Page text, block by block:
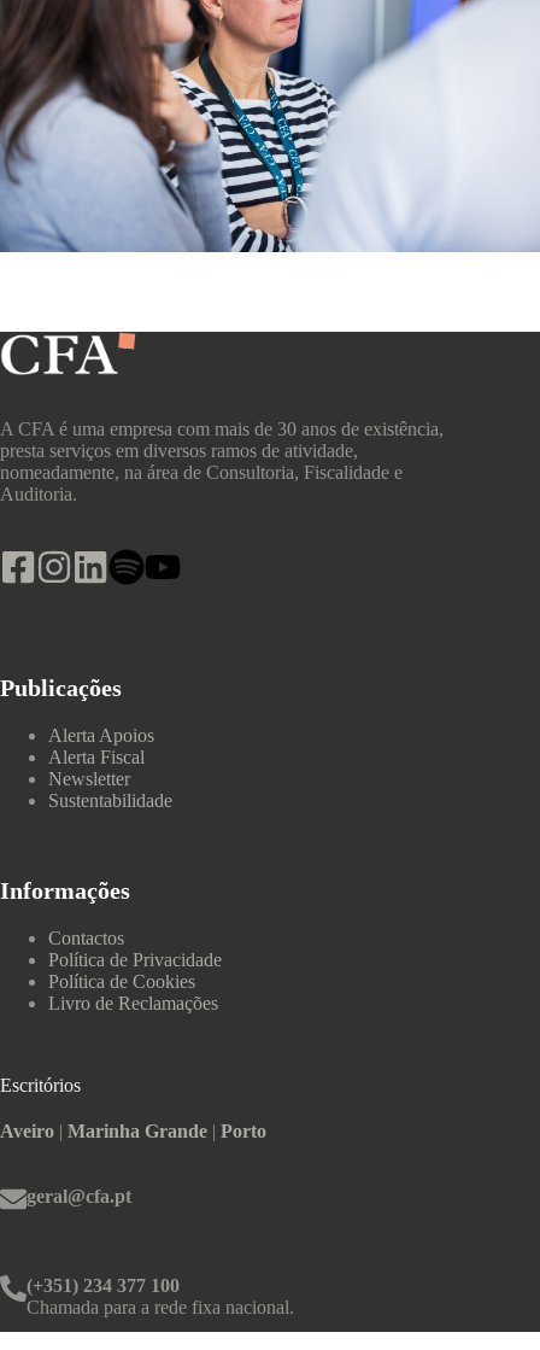
A CFA é uma empresa com mais de 30 anos de existência,
presta serviços em diversos ramos de atividade,
nomeadamente, na área de Consultoria, Fiscalidade e
Auditoria.
Publicações
Alerta Apoios
Alerta Fiscal
Newsletter
Sustentabilidade
Informações
Contactos
Política de Privacidade
Política de Cookies
Livro de Reclamações
Escritórios
Aveiro | Marinha Grande | Porto
geral@cfa.pt
(+351) 234 377 100
Chamada para a rede fixa nacional.